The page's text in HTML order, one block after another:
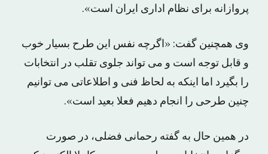
پروازانه برای نظام اداری ایران است».
وی همچنین گفت: «اگرچه نفس این طرح بسیار خوب
و قابل توجه است و می تواند جلوی تقلب در انتخابات
را بگیرد اما اینکه به لحاظ فنی و اطلاعاتی می توانیم
چنین طرحی را انجام دهیم فعلا بعید است».
در همین حال به گفته رحمانی فضلی، در صورت